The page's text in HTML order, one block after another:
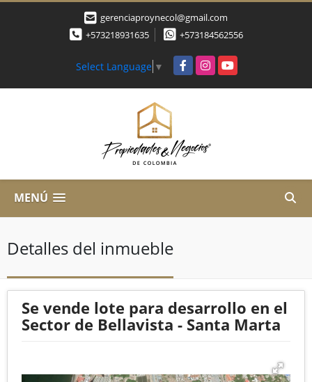
gerenciaproynecol@gmail.com
+573218931635
+573184562556
Select Language ▼ FacebookInstagramYouTube
MENÚ
Detalles del inmueble
Se vende lote para desarrollo en el
Sector de Bellavista - Santa Marta